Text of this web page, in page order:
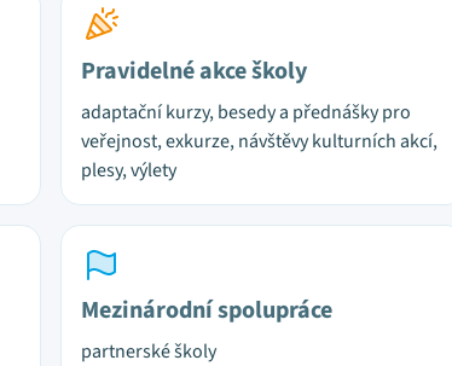
Pravidelné akce školy
adaptační kurzy, besedy a přednášky pro
veřejnost, exkurze, návštěvy kulturních akcí,
plesy, výlety
Mezinárodní spolupráce
partnerské školy